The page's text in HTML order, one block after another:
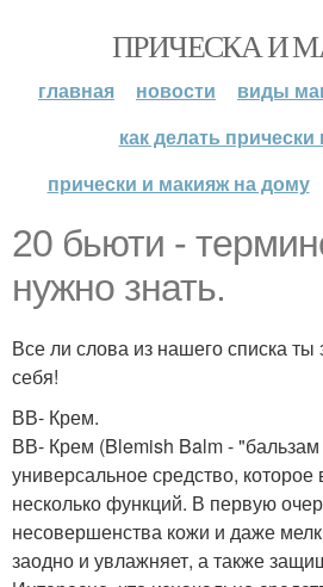
ПРИЧЕСКА И
главная новости
виды
как делать
прически и макияж на дому
20 бьюти -
нужно знать.
Все ли слова из нашего списка
себя!
ВВ- Крем.
ВВ- Крем (Blemish Balm - "бальзам
универсальное средство, которое
несколько функций. В первую
несовершенства кожи и даже
заодно и увлажняет, а также